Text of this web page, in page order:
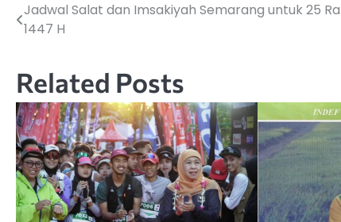
Navigasi
Jadwal Salat dan Imsakiyah Semarang untuk 25
1447 H
Related Posts